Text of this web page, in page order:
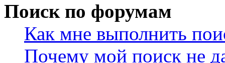
Поиск по форумам
Как мне выполнить
Почему мой поиск не